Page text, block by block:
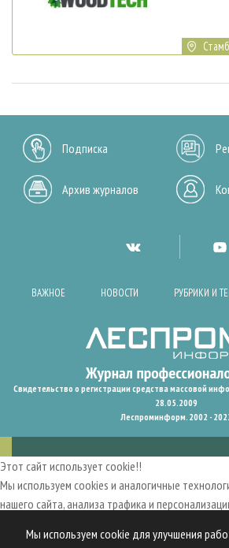
Мы используем cookie для улучшения
Подписка
Архив журналов
ВАЖНОЕ НОВОСТИ РУБРИКИ И
Свидетельство о регистрации средства массовой
28.05.2009
Леспроминформ. 2002 -
Этот сайт использует cookie!!
Мы используем cookies и аналогичные
нашего сайта, анализа трафика и
пользовательский опыт